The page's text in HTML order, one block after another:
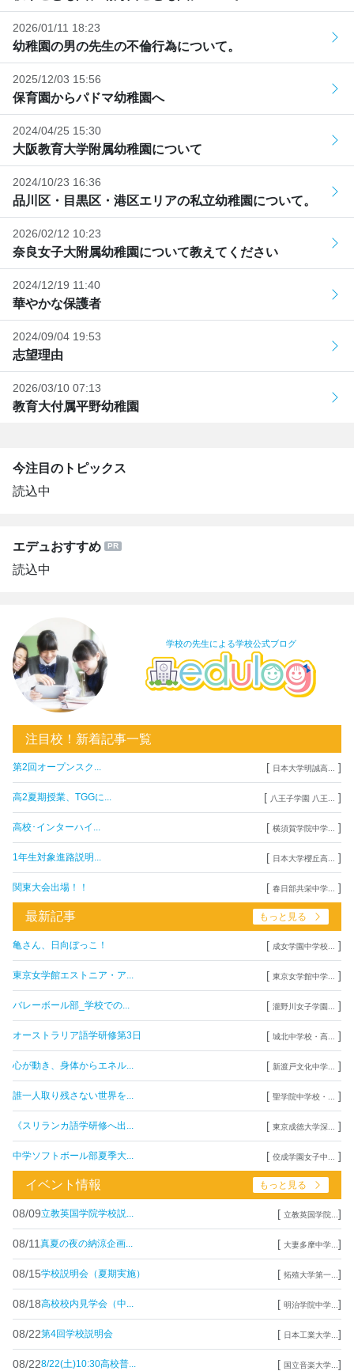
2026/01/11 18:23
幼稚園の男の先生の不倫行為について。
2025/12/03 15:56
保育園からパドマ幼稚園へ
2024/04/25 15:30
大阪教育大学附属幼稚園について
2024/10/23 16:36
品川区・目黒区・港区エリアの私立幼稚園について。
2026/02/12 10:23
奈良女子大附属幼稚園について教えてください
2024/12/19 11:40
華やかな保護者
2024/09/04 19:53
志望理由
2026/03/10 07:13
教育大付属平野幼稚園
今注目のトピックス
読込中
エデュおすすめ
読込中
学校の先生による学校公式ブログ
注目校！新着記事一覧
第2回オープンスク... [ 日本大学明誠高... ]
高2夏期授業、TGGに... [ 八王子学園 八王... ]
高校･インターハイ... [ 横須賀学院中学... ]
1年生対象進路説明... [ 日本大学櫻丘高... ]
関東大会出場！！ [ 春日部共栄中学... ]
最新記事 もっと見る
亀さん、日向ぼっこ！ [ 成女学園中学校... ]
東京女学館エストニア・ア... [ 東京女学館中学... ]
バレーボール部_学校での... [ 瀧野川女子学園... ]
オーストラリア語学研修第3日 [ 城北中学校・高... ]
心が動き、身体からエネル... [ 新渡戸文化中学... ]
誰一人取り残さない世界を... [ 聖学院中学校・... ]
《スリランカ語学研修へ出... [ 東京成徳大学深... ]
中学ソフトボール部夏季大... [ 佼成学園女子中... ]
イベント情報 もっと見る
08/09立教英国学院学校説... [ 立教英国学院... ]
08/11 真夏の夜の納涼企画... [ 大妻多摩中学... ]
08/15学校説明会（夏期実施） [ 拓殖大学第一... ]
08/18高校校内見学会（中... [ 明治学院中学... ]
08/22第4回学校説明会 [ 日本工業大学... ]
08/228/22(土)10:30高校普... [ 国立音楽大学... ]